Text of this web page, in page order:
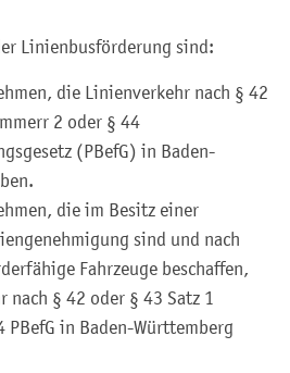
Linienbusförderung sind:
die Linienverkehr nach § 42
2 oder § 44
(PBefG) in Baden-
die im Besitz einer
sind und nach
Fahrzeuge beschaffen,
nach § 42 oder § 43 Satz 1
PBefG in Baden-Württemberg